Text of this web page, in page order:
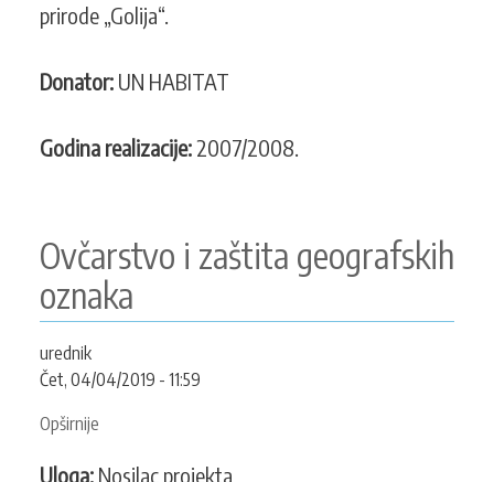
prirode „Golija“.
Donator: UN HABITAT
Godina realizacije:2007/2008.
Ovčarstvo i zaštita geografskih
oznaka
urednik
Čet, 04/04/2019 - 11:59
Opširnije
i
Uloga: Nosilac projekta